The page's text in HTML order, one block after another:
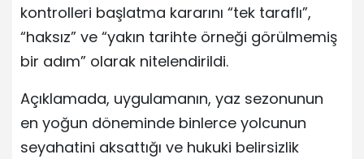
kontrolleri başlatma kararını “tek taraflı”,
“haksız” ve “yakın tarihte örneği görülmemiş
bir adım” olarak nitelendirildi.
Açıklamada, uygulamanın, yaz sezonunun
en yoğun döneminde binlerce yolcunun
seyahatini aksattığı ve hukuki belirsizlik